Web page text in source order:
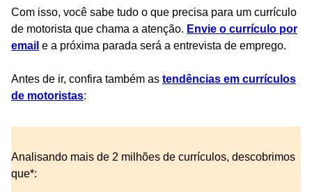
Com isso, você sabe tudo o que precisa para um currículo
de motorista que chama a atenção. Envie o currículo por
email e a próxima parada será a entrevista de emprego.
Antes de ir, confira também as tendências em currículos
de motoristas:
Analisando mais de 2 milhões de currículos, descobrimos
que*: